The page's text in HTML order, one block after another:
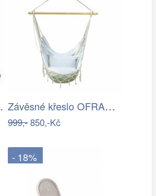
- EL Závěsné křeslo OFRAME Tempo Kondela
999,-850,-Kč
- 18%